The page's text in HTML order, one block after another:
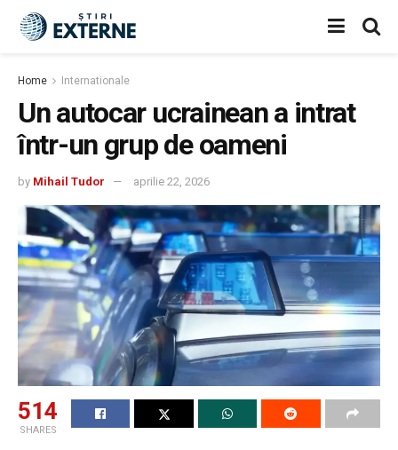
Home Internationale
Un autocar ucrainean a intrat
într-un grup de oameni
by Mihail Tudor aprilie 22, 2026
514
SHARES